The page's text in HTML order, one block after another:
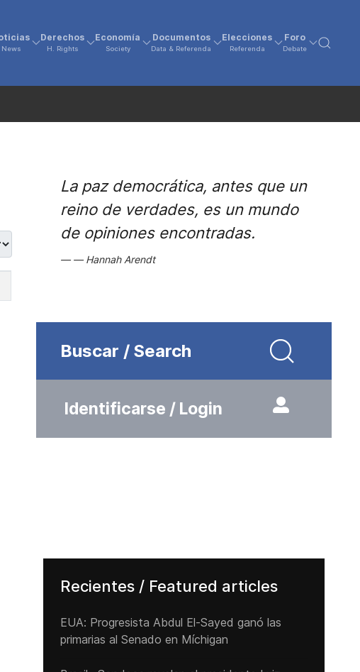
News
Derechos
H. Rights
Economía
Society
Documentos
Data & Referenda
Elecciones
Referenda
Foro
Debate
La paz democrática, antes que un
reino de verdades, es un mundo
de opiniones encontradas.
Hannah Arendt
Buscar / Search
Identificarse / Login
Recientes / Featured articles
EUA: Progresista Abdul El-Sayed ganó las
primarias al Senado ‌en Míchigan